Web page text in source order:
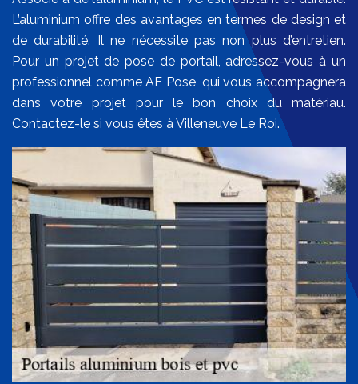
L’aluminium offre des avantages en termes de design et
de durabilité. Il ne nécessite pas non plus d’entretien.
Pour un projet de pose de portail, adressez-vous à un
professionnel comme AF Pose, qui vous accompagnera
dans votre projet pour le bon choix du matériau.
Contactez-le si vous êtes à Villeneuve Le Roi.